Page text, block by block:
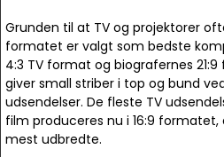
Grunden til at TV og projektorer
formatet er valgt som bedste
4:3 TV format og biografernes
giver small striber i top og bund
udsendelser. De fleste TV
film produceres nu i 16:9
mest udbredte.